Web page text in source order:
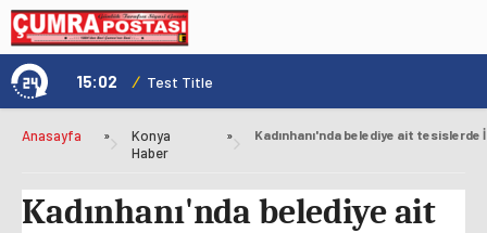
15:02 / Test Title
Anasayfa »
Konya
Haber
»
Kadınhanı'nda belediye ait